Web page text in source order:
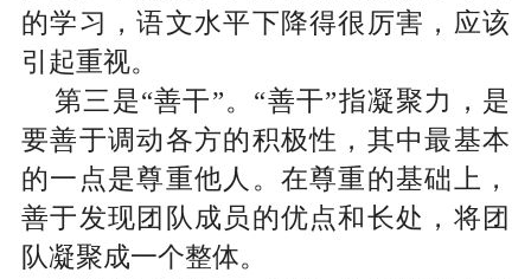
的学习，语文水平下降得很厉害，应该
引起重视。
第三是“善干”。“善干”指凝聚力，是
要善于调动各方的积极性，其中最基本
的一点是尊重他人。在尊重的基础上，
善于发现团队成员的优点和长处，将团
队凝聚成一个整体。